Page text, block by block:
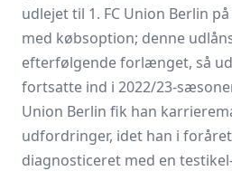
udlejet til 1. FC Union Berlin
med købsoption; denne
efterfølgende forlænget, så
fortsatte ind i 2022/23-
Union Berlin fik han
udfordringer, idet han i
diagnosticeret med en